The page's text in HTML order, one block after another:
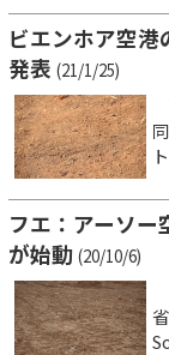
ビエンホア空
発表 (21/1/25)
フエ：アーソー
が始動 (20/10/6)